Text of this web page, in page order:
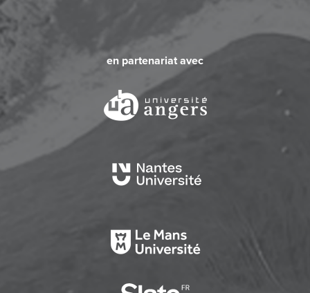
en partenariat avec